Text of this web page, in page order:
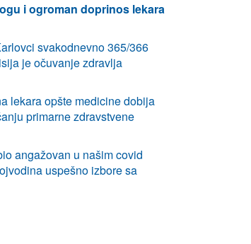
i ogroman doprinos lekara
svakodnevno 365/366
je očuvanje zdravlja
lekara opšte medicine dobija
primarne zdravstvene
angažovan u našim covid
uspešno izbore sa